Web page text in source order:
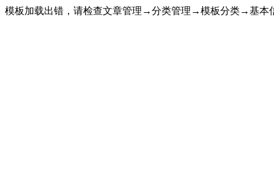
模板加载出错，请检查文章管理→分类管理→模板分类→基本